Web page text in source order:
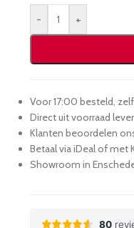
- +
Voor 17:00 besteld,
Direct uit voorraad
Klanten beoordelen
Betaal via iDeal of met
Showroom in